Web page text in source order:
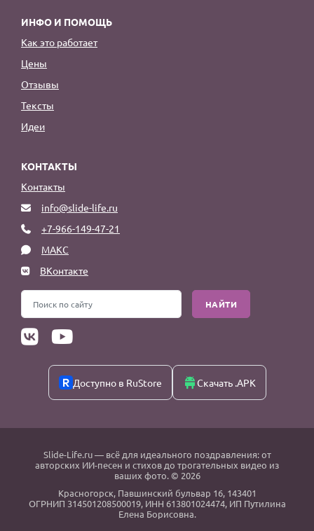
ИНФО И ПОМОЩЬ
Как это работает
Цены
Отзывы
Тексты
Идеи
КОНТАКТЫ
Контакты
info@slide-life.ru
+7-966-149-47-21
МАКС
ВКонтакте
НАЙТИ
Доступно в RuStore Скачать .APK
Slide-Life.ru— всё для идеального поздравления: от
авторских ИИ-песен и стихов до трогательных видео из
ваших фото. © 2026
Красногорск, Павшинский бульвар 16, 143401
ОГРНИП 314501208500019, ИНН 613801024474, ИП Путилина
Елена Борисовна.